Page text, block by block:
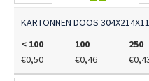
KARTONNEN DOOS
< 100
100 250
€0,50
€0,46